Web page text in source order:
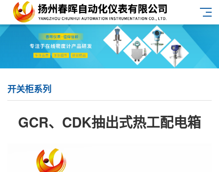
开关柜系列
GCR、CDK抽出式热工配电箱